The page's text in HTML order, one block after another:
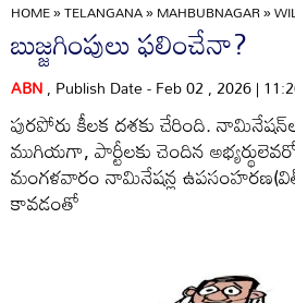
HOME»TELANGANA»MAHBUBNAGAR»
బుజ్జగింపులు ఫలించేనా?
ABN, Publish Date - Feb 02 , 2026 |
పురపోరు కీలక దశకు చేరింది.
ముగియగా, పార్టీలకు చెందిన
మంగళవారం నామినేషన్ల
కావడంతో